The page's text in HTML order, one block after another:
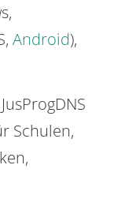
Android),
Schulen,